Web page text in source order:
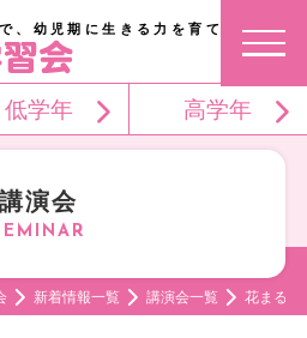
、幼児期に生きる力を育てる。
低学年 高学年
講演会
新着情報一覧 講演会一覧 花まる ×